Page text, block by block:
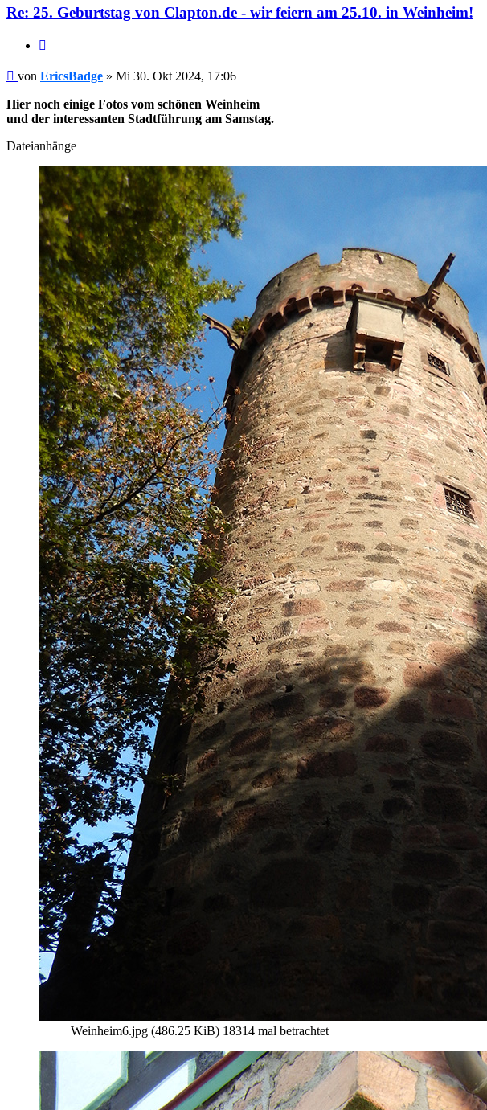
Re: 25. Geburtstag von Clapton.de - wir feiern am 25.10. in Weinheim!
Beitrag
von EricsBadge » Mi 30. Okt 2024, 17:06
Hier noch einige Fotos vom schönen Weinheim
und der interessanten Stadtführung am Samstag.
Dateianhänge
Weinheim6.jpg (486.25 KiB) 18314 mal betrachtet